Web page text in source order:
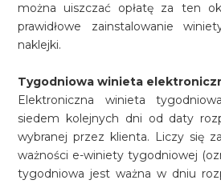
można uiszczać opłatę za ten
prawidłowe zainstalowanie
naklejki.
Tygodniowa winieta
Elektroniczna winieta
siedem kolejnych dni od daty
wybranej przez klienta. Liczy się
ważności e-winiety tygodniowej
tygodniowa jest ważna w dniu